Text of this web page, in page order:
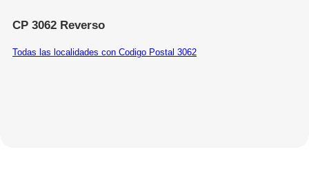
CP 3062 Reverso
Todas las localidades con Codigo Postal 3062